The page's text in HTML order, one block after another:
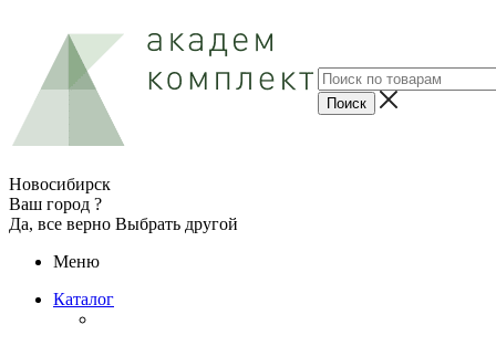
Новосибирск
Ваш город ?
Да, все верно Выбрать другой
Меню
Каталог